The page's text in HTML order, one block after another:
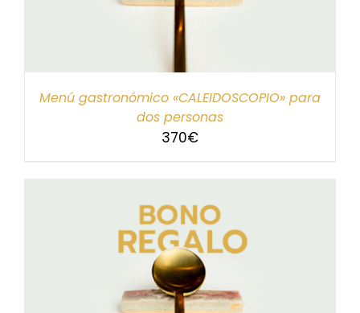
Menú gastronómico «CALEIDOSCOPIO» para
dos personas
370€